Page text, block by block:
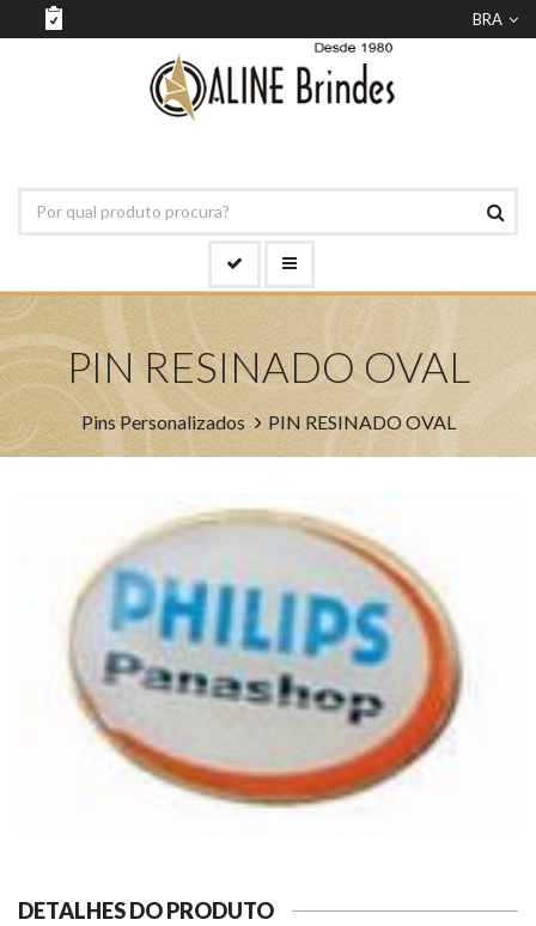
BRA
PIN RESINADO OVAL
Pins Personalizados PIN RESINADO OVAL
DETALHES DO PRODUTO